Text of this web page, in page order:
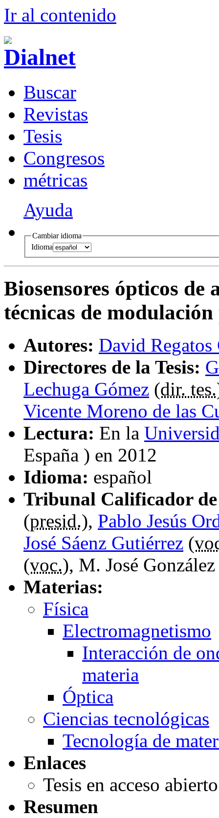
Ir al contenido
Buscar
Revistas
Tesis
Congresos
métricas
Ayuda
Cambiar idioma
Idioma
Biosensores ópticos de
técnicas de
Autores: David Regatos
Directores de la Tesis:
Lechuga Gómez (dir. tes.
Vicente Moreno de las
Lectura: En la
España ) en 2012
Idioma: español
Tribunal Calificador de
(presid.), Pablo Jesús
José Sáenz Gutiérrez (
(voc.), M. José
Materias:
Física
Electromagnetismo
Interacción de
materia
Óptica
Ciencias tecnológicas
Tecnología de
Enlaces
Tesis en acceso
Resumen